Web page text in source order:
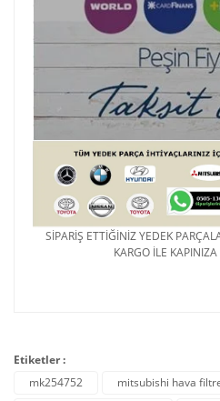
SİPARİŞ ETTİĞİNİZ YEDEK
KARGO İLE
Etiketler :
mk254752
mitsubishi hava